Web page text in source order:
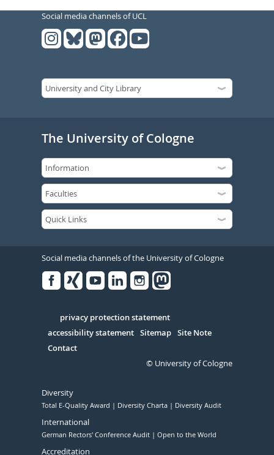
Social media channels of UCL
The University of Cologne
Social media channels of the University of Cologne
Serivce
privacy protection statement
accessibility statement Sitemap Site Note
Contact
© University of Cologne
Diversity
Total E-Quality Award Diversity Charta Diversity Audit
International
German Rectors' Conference Audit Open to the World
Accreditation